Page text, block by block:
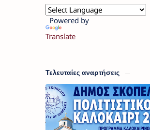
Powered by
Translate
Τελευταίες αναρτήσεις